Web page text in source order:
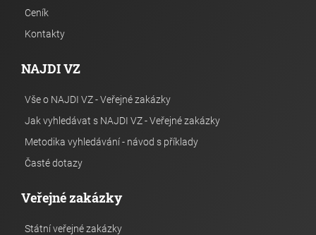
Ceník
Kontakty
NAJDI VZ
Vše o NAJDI VZ - Veřejné zakázky
Jak vyhledávat s NAJDI VZ - Veřejné zakázky
Metodika vyhledávání - návod s příklady
Časté dotazy
Veřejné zakázky
Státní veřejné zakázky